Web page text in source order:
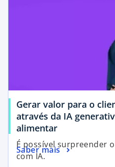
Gerar valor para o
através da IA
alimentar
É possível surpreender
com IA.
Saber mais